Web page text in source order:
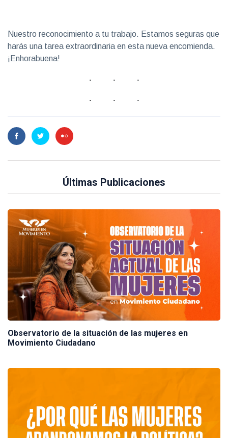
Nuestro reconocimiento a tu trabajo. Estamos seguras que
harás una tarea extraordinaria en esta nueva encomienda.
¡Enhorabuena!
Últimas Publicaciones
Observatorio de la situación de las mujeres en
Movimiento Ciudadano